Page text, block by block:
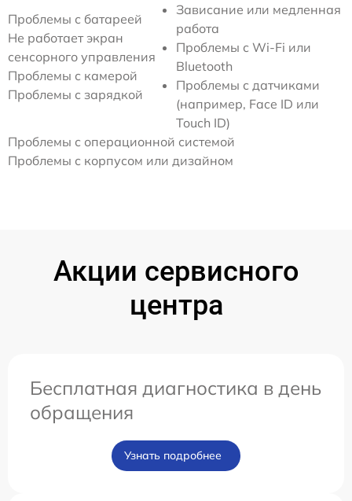
Проблемы с батареей
Не работает экран
сенсорного управления
Проблемы с камерой
Проблемы с зарядкой
Зависание или медленная
работа
Проблемы с Wi-Fi или
Bluetooth
Проблемы с датчиками
(например, Face ID или
Touch ID)
Проблемы с операционной системой
Проблемы с корпусом или дизайном
Акции сервисного
центра
Бесплатная диагностика в день
обращения
Узнать подробнее